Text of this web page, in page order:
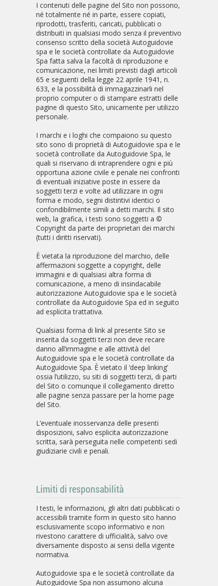
I contenuti delle pagine del Sito non possono,
né totalmente né in parte, essere copiati,
riprodotti, trasferiti, caricati, pubblicati o
distribuiti in qualsiasi modo senza il preventivo
consenso scritto della società Autoguidovie
spa e le società controllate da Autoguidovie
Spa fatta salva la facoltà di riproduzione e
comunicazione, nei limiti previsti dagli articoli
65 e seguenti della legge 22 aprile 1941, n.
633, e la possibilità di immagazzinarli nel
proprio computer o di stampare estratti delle
pagine di questo Sito, unicamente per utilizzo
personale.
I marchi e i loghi che compaiono su questo
sito sono di proprietà di Autoguidovie spa e le
società controllate da Autoguidovie Spa, le
quali si riservano di intraprendere ogni e più
opportuna azione civile e penale nei confronti
di eventuali iniziative poste in essere da
soggetti terzi e volte ad utilizzare in ogni
forma e modo, segni distintivi identici o
confondibilmente simili a detti marchi. Il sito
web, la grafica, i testi sono soggetti a ©
Copyright da parte dei proprietari dei marchi
(tutti i diritti riservati).
È vietata la riproduzione del marchio, delle
affermazioni soggette a copyright, delle
immagini e di qualsiasi altra forma di
comunicazione, a meno di insindacabile
autorizzazione Autoguidovie spa e le società
controllate da Autoguidovie Spa ed in seguito
ad esplicita trattativa.
Qualsiasi forma di link al presente Sito se
inserita da soggetti terzi non deve recare
danno all’immagine e alle attività del
Autoguidovie spa e le società controllate da
Autoguidovie Spa. È vietato il ‘deep linking’
ossia l’utilizzo, su siti di soggetti terzi, di parti
del Sito o comunque il collegamento diretto
alle pagine senza passare per la home page
del Sito.
L’eventuale inosservanza delle presenti
disposizioni, salvo esplicita autorizzazione
scritta, sarà perseguita nelle competenti sedi
giudiziarie civili e penali.
Limiti di responsabilità
I testi, le informazioni, gli altri dati pubblicati o
accessibili tramite form in questo sito hanno
esclusivamente scopo informativo e non
rivestono carattere di ufficialità, salvo ove
diversamente disposto ai sensi della vigente
normativa.
Autoguidovie spa e le società controllate da
Autoguidovie Spa non assumono alcuna